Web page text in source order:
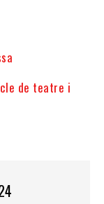
de teatre i